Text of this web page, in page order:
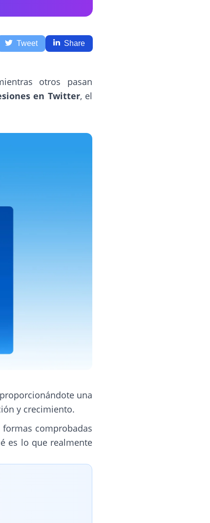
Tweet Share
otros pasan
en Twitter, el
una
y crecimiento.
comprobadas
es lo que realmente